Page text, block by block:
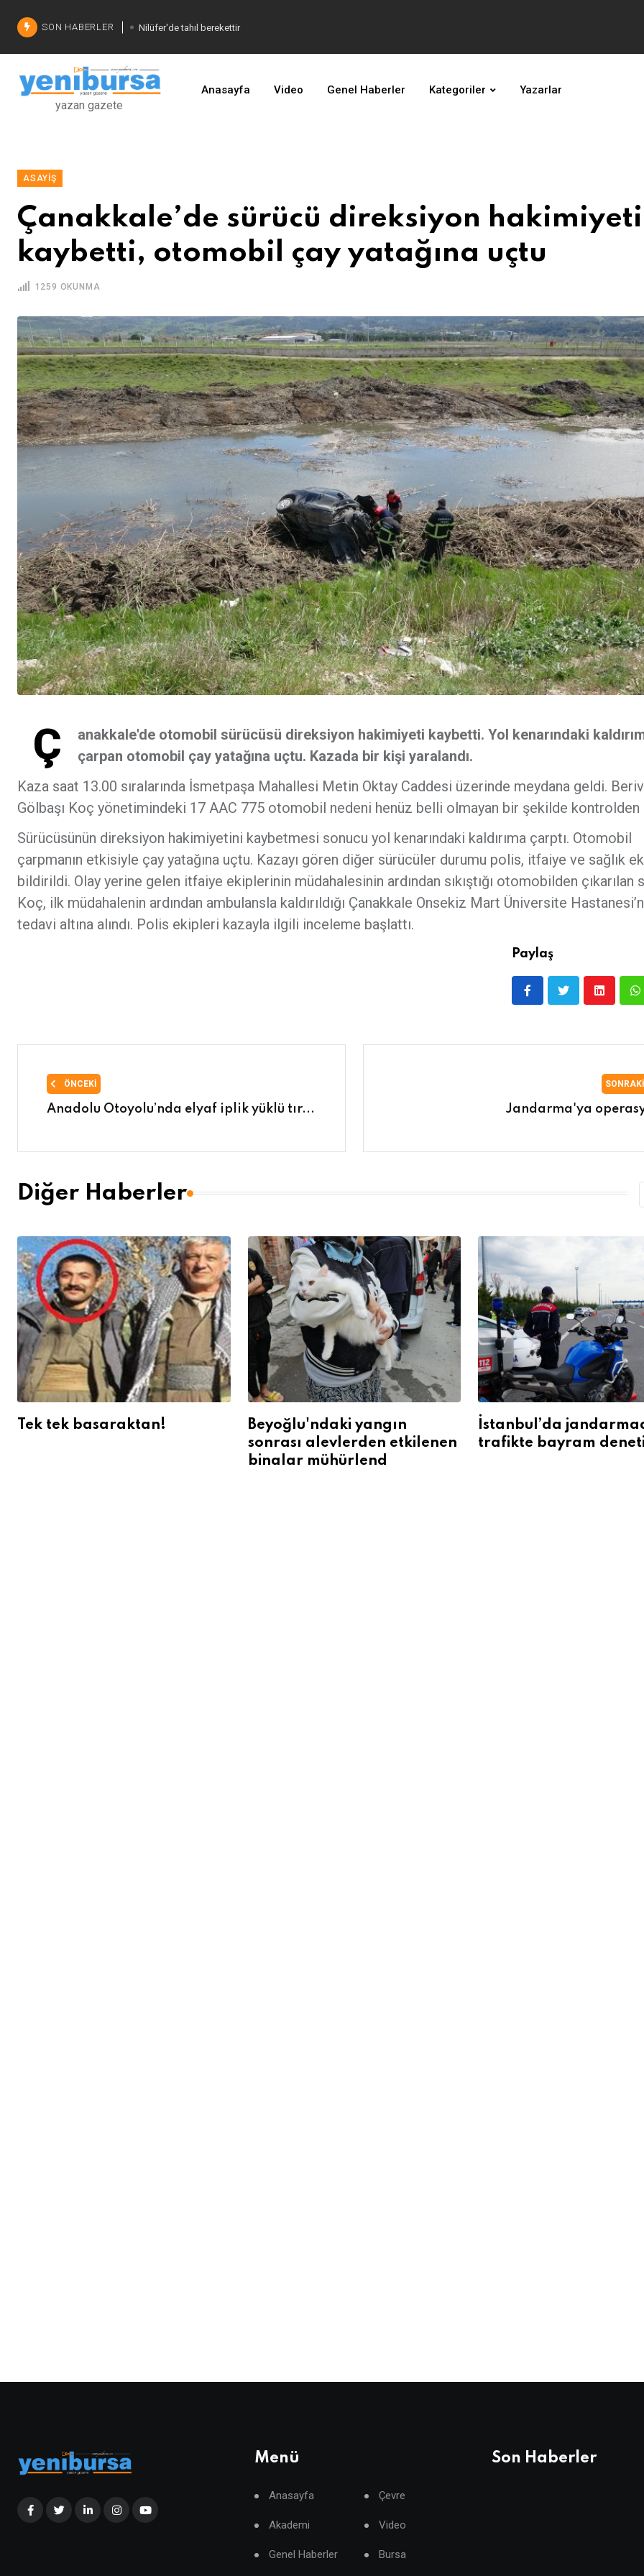
SON HABERLER Nilüfer'de tahıl berekettir
Şadi Özdemir'den çözüm
İşinizi geliştirin
yazan gazete
Anasayfa Video Genel Haberler Kategoriler Yazarlar
ASAYIŞ
Çanakkale’de sürücü direksiyon
kaybetti, otomobil çay yatağına uçtu
1259 OKUNMA
Ç
anakkale'de otomobil sürücüsü direksiyon hakimiyeti kaybetti. Yol kenarındaki
çarpan otomobil çay yatağına uçtu. Kazada bir kişi yaralandı.
Kaza saat 13.00 sıralarında İsmetpaşa Mahallesi Metin Oktay Caddesi üzerinde meydana geldi.
Gölbaşı Koç yönetimindeki 17 AAC 775 otomobil nedeni henüz belli olmayan bir şekilde kontrolden
Sürücüsünün direksiyon hakimiyetini kaybetmesi sonucu yol kenarındaki kaldırıma çarptı. Otomobil
çarpmanın etkisiyle çay yatağına uçtu. Kazayı gören diğer sürücüler durumu polis, itfaiye ve sağlık
bildirildi. Olay yerine gelen itfaiye ekiplerinin müdahalesinin ardından sıkıştığı otomobilden çıkarılan
Koç, ilk müdahalenin ardından ambulansla kaldırıldığı Çanakkale Onsekiz Mart Üniversite
tedavi altına alındı. Polis ekipleri kazayla ilgili inceleme başlattı.
Paylaş
ÖNCEKI
Anadolu Otoyolu’nda elyaf iplik yüklü tır...
SONRAKI
Jandarma'ya
Diğer Haberler
Tek tek basaraktan!
Beyoğlu'ndaki yangın
sonrası alevlerden etkilenen
binalar mühürlend
İstanbul’da
trafikte bayram
Menü
Anasayfa Çevre
Akademi Video
Genel Haberler Bursa
Son Haberler